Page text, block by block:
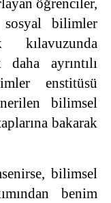
öğrenciler,
sosyal bilimler
kılavuzunda
ayrıntılı
enstitüsü
bilimsel
bakarak
bilimsel
benim